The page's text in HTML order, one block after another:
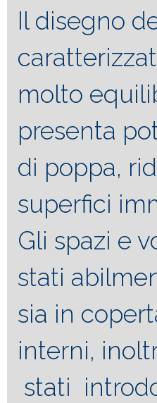
Il disegno
molto
presenta
di poppa,
superfici
Gli spazi e
stati
sia in
interni,
stati